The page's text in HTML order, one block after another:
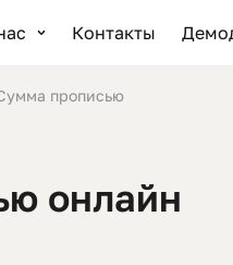
Контакты
прописью
онлайн